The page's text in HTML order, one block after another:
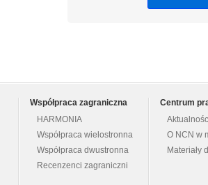
Współpraca zagraniczna
HARMONIA
Współpraca wielostronna
Współpraca dwustronna
Recenzenci zagraniczni
Centrum
O NCN w
Materiały